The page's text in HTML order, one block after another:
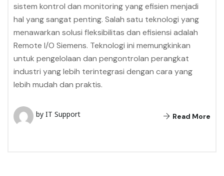
sistem kontrol dan monitoring yang efisien menjadi
hal yang sangat penting. Salah satu teknologi yang
menawarkan solusi fleksibilitas dan efisiensi adalah
Remote I/O Siemens. Teknologi ini memungkinkan
untuk pengelolaan dan pengontrolan perangkat
industri yang lebih terintegrasi dengan cara yang
lebih mudah dan praktis.
by IT Support Read More